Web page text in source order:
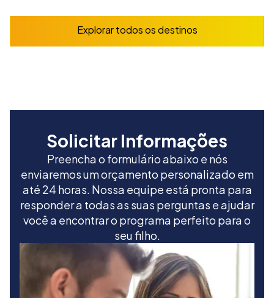
Explorar todos os destinos
Solicitar Informações
Preencha o formulário abaixo e nós
enviaremos um orçamento personalizado em
até 24 horas. Nossa equipe está pronta para
responder a todas as suas perguntas e ajudar
você a encontrar o programa perfeito para o
seu filho.